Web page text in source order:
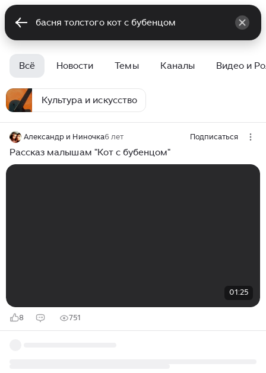
Всё Новости Темы Каналы Видео и
Культура и искусство
Александр и Ниночка6 лет Подписаться
Рассказ малышам "Кот с бубенцом"
01:25
8 751